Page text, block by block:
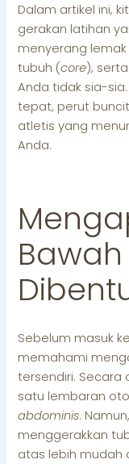
Dalam artikel ini,
gerakan latihan
menyerang
tubuh (core),
Anda tidak sia-
tepat, perut
atletis yang
Anda.
Bawah
Sebelum masuk
memahami
tersendiri.
satu lembaran
abdominis.
menggerakkan
atas lebih mudah